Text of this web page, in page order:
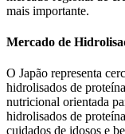
mais importante.
Mercado de
O Japão representa
hidrolisados ​​de
nutricional orientada
hidrolisados ​​de
cuidados de idosos e